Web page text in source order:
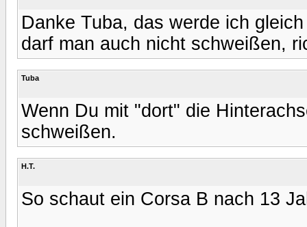
Danke Tuba, das werde ich
darf man auch nicht schweißen,
Tuba
Wenn Du mit "dort" die
schweißen.
H.T.
So schaut ein Corsa B nach 13